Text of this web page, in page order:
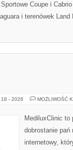
Coupe i
i terenówek
18 - 2026 MOŻLIWOŚĆ
MediluxClinic
dobrostanie pań
internetowy,